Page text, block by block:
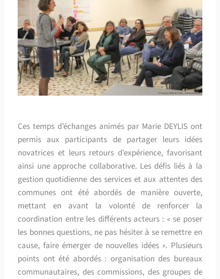
Ces temps d’échanges animés par Marie DEYLIS ont
permis aux participants de partager leurs idées
novatrices et leurs retours d’expérience, favorisant
ainsi une approche collaborative. Les défis liés à la
gestion quotidienne des services et aux attentes des
communes ont été abordés de manière ouverte,
mettant en avant la volonté de renforcer la
coordination entre les différents acteurs : « se poser
les bonnes questions, ne pas hésiter à se remettre en
cause, faire émerger de nouvelles idées ». Plusieurs
points ont été abordés : organisation des bureaux
communautaires, des commissions, des groupes de